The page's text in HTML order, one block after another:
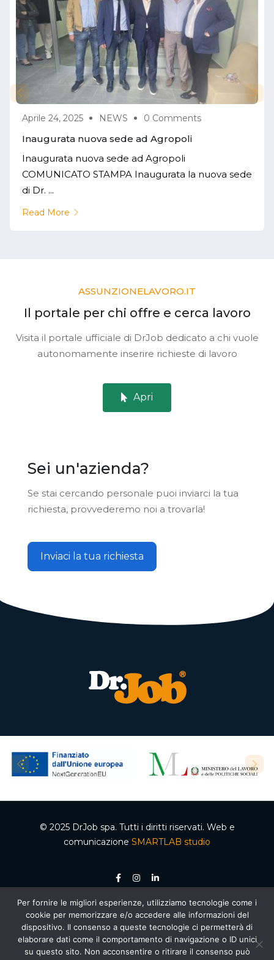
Aprile 24, 2025 NEWS 0 Comments
Inaugurata nuova sede ad Agropoli
Inaugurata nuova sede ad Agropoli
COMUNICATO STAMPA Inaugurata la nuova sede
di Dr. ...
Read More
ASSUNZIONELAVORO.IT
Il portale per chi offre e cerca lavoro
Visita il portale ufficiale di DrJob dedicato a chi vuole
autonomamente inserire richieste di lavoro
Apri
Sei un'azienda?
Se stai cercando personale puoi inviarci la tua
richiesta, provvederemo noi a trovarla!
Inviaci la tua richiesta
© 2025 DrJob spa. Tutti i diritti riservati. Web e
comunicazione SMARTLAB studio
P.IVA 04502150610 – Codice REA 332192 – Capitale sociale €50.000,00 i.v.
Ente accreditato dalla Regione Campania per le attività di formazione e
orientamento, decreto n. 2 del 05.012020, cod. organismo 03200/12/20. Agenzia per il
lavoro autorizzata dal Ministero del Lavoro e delle Politiche Sociali – Sezione 4
(Ricerca e selezione del personale) – AUT. MIN. PROT. R.0000159.30.11.2020 – Piano
Nazionale di Ripresa e Resilienza (PNRR)
, Missione 5 “Inclusione e coesione”,
Componente 1 “Politiche per il Lavoro”, Riforma 1.1 “Politiche Attive del Lavoro e
Per fornire le migliori esperienze, utilizziamo tecnologie come i
cookie per memorizzare e/o accedere alle informazioni del
dispositivo. Il consenso a queste tecnologie ci permetterà di
elaborare dati come il comportamento di navigazione o ID unici
su questo sito. Non acconsentire o ritirare il consenso può